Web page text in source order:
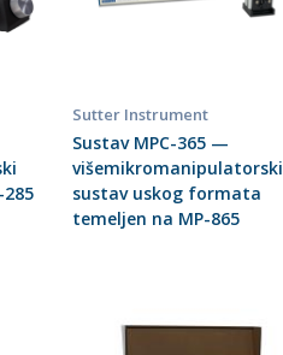
Sutter Instrument
Sustav MPC-365 —
višemikromanipulatorski
sustav uskog formata
temeljen na MP-865